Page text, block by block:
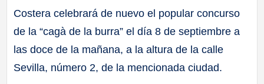
Costera celebrará de nuevo el popular concurso
de la “cagà de la burra” el día 8 de septiembre a
las doce de la mañana, a la altura de la calle
Sevilla, número 2, de la mencionada ciudad.